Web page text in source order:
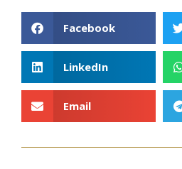
Facebook
LinkedIn
Email